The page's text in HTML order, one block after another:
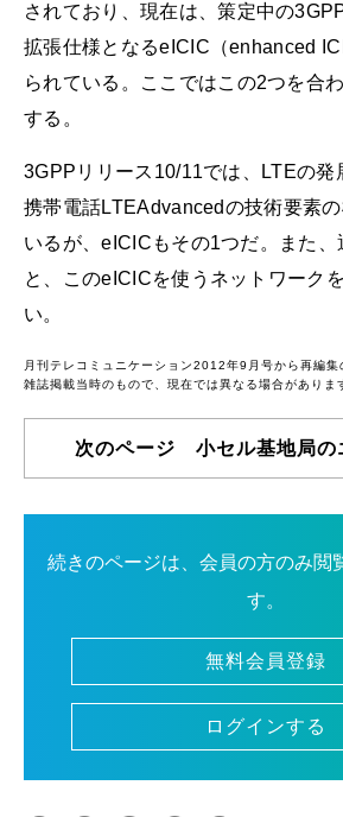
されており、現在は、策定中の
拡張仕様となるeICIC（enhanced
られている。ここではこの2つを合
する。
3GPPリリース10/11では、LTEの発
携帯電話LTEAdvancedの技術要素
いるが、eICICもその1つだ。また、
と、このeICICを使うネットワーク
い。
月刊テレコミュニケーション2012年9月号から再編集
雑誌掲載当時のもので、現在では異なる場合がありま
次のページ 小セル基地局の
続きのページは、会員の方のみ閲
す。
無料会員登録
ログインする